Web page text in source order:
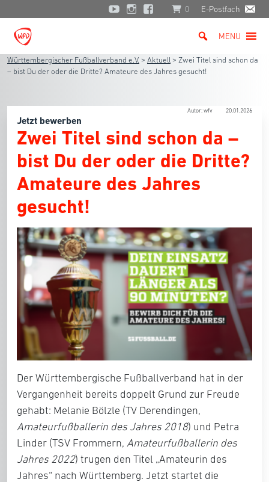
0 E-Postfach
MENU
Württembergischer Fußballverband e.V. > Aktuell > Zwei Titel sind schon da
– bist Du der oder die Dritte? Amateure des Jahres gesucht!
Autor: wfv 20.01.2026
Jetzt bewerben
Zwei Titel sind schon da –
bist Du der oder die Dritte?
Amateure des Jahres
gesucht!
Der Württembergische Fußballverband hat in der
Vergangenheit bereits doppelt Grund zur Freude
gehabt: Melanie Bölzle (TV Derendingen,
Amateurfußballerin des Jahres 2018) und Petra
Linder (TSV Frommern, Amateurfußballerin des
Jahres 2022) trugen den Titel „Amateurin des
Jahres“ nach Württemberg. Jetzt startet die